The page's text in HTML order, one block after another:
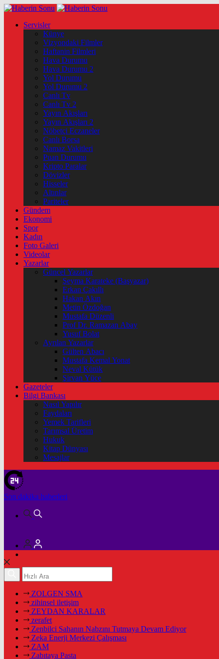
Servisler
Künye
Vizyondaki Filmler
Haftanin Filmleri
Hava Durumu
Hava Durumu 2
Yol Durumu
Yol Durumu 2
Canlı Tv
Canlı Tv 2
Yayın Akışları
Yayın Akışları 2
Nöbetçi Eczaneler
Canlı Borsa
Namaz Vakitleri
Puan Durumu
Kripto Paralar
Dövizler
Hisseler
Altınlar
Pariteler
Gündem
Ekonomi
Spor
Kadın
Foto Galeri
Videolar
Yazarlar
Güncel Yazarlar
Şeyma Karateke (Başyazar)
Erkan Çakıllı
Hakan Akın
Metin Özdoğan
Mustafa Düzenli
Prof Dr. Ramazan Abay
Yusuf Bolat
Ayrılan Yazarlar
Gülten Abacı
Mustafa Kemal Yonat
Neval Kütük
Şirvan Yüce
Gazeteler
Bilgi Bankası
Nasıl Yapılır
Faydaları
Yemek Tarifleri
Tarımsal Üretim
Hukuk
Kitap Dünyası
Mesajlar
Son dakika haberleri
ZOLGEN SMA
zihinsel iletişim
ZEYDAN KARALAR
zerafet
Zenbilci Sahanın Nabzını Tutmaya Devam Ediyor
Zeka Enerji Merkezi Çalışması
ZAM
Zabıtaya Pasta